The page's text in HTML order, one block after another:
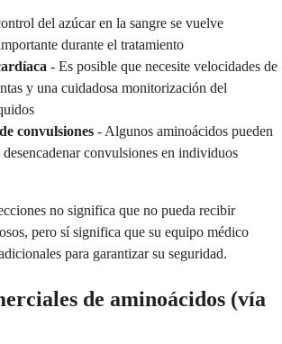
del azúcar en la sangre se vuelve
durante el tratamiento
- Es posible que necesite velocidades de
y una cuidadosa monitorización del
convulsiones - Algunos aminoácidos pueden
convulsiones en individuos
no significa que no pueda recibir
pero sí significa que su equipo médico
para garantizar su seguridad.
de aminoácidos (vía